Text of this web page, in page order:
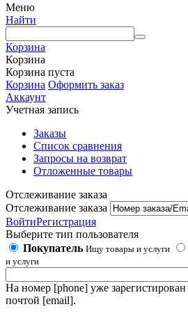
Меню
Найти
Корзина
Корзина
Корзина пуста
Корзина Оформить заказ
Аккаунт
Учетная запись
Заказы
Список сравнения
Запросы на возврат
Отложенные товары
Отслеживание заказа
Отслеживание заказа
ВойтиРегистрация
Выберите тип пользователя
Покупатель Ищу товары и услуги
и услуги
На номер [phone] уже
почтой [email].